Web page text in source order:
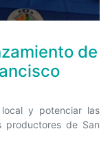
de
y potenciar las
productores de San